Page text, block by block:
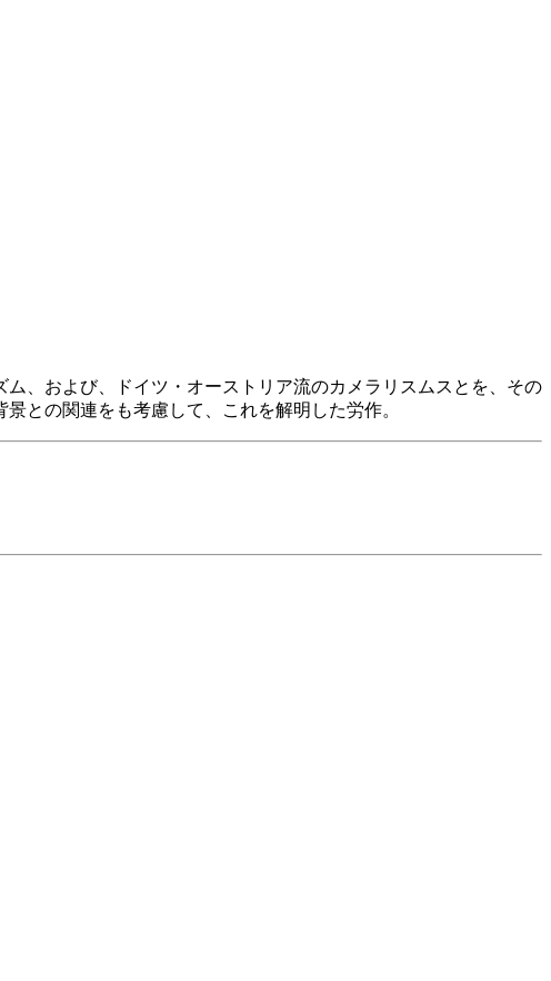
、および、ドイツ・オーストリア流のカメラリスムスとを、その
との関連をも考慮して、これを解明した労作。